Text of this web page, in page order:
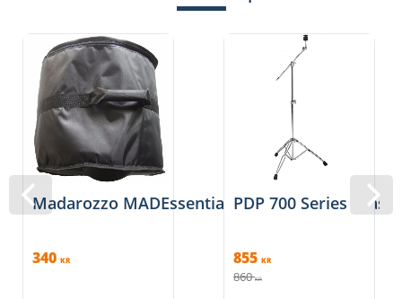
Madarozzo MADEssential trumväskor/softcase
340 KR
PDP 700 Series
855 KR
860 KR